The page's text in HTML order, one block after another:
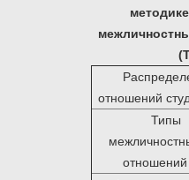
отношений
Типы
отношений